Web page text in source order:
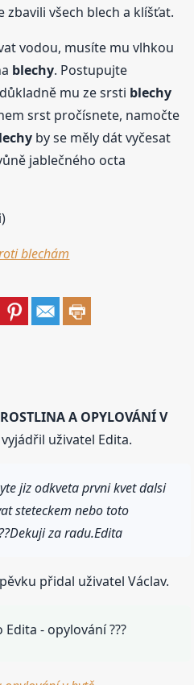
zbavili všech blech a klíšťat.
vodou, musíte mu vlhkou
blechy. Postupujte
mu ze srsti blechy
srst pročísnete, namočte
by se měly dát vyčesat
jablečného octa
blechám
A OPYLOVÁNÍ V
uživatel Edita.
jiz odkveta prvni kvet dalsi
steteckem nebo toto
za radu.Edita
přidal uživatel Václav.
- opylování ???